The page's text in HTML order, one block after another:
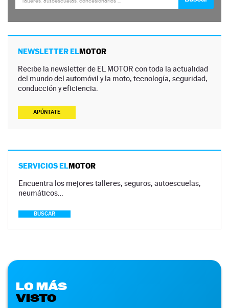
NEWSLETTER ELMOTOR
Recibe la newsletter de EL MOTOR con toda la actualidad
del mundo del automóvil y la moto, tecnología, seguridad,
conducción y eficiencia.
APÚNTATE
SERVICIOS ELMOTOR
Encuentra los mejores talleres, seguros, autoescuelas,
neumáticos…
BUSCAR
LO MÁS
VISTO